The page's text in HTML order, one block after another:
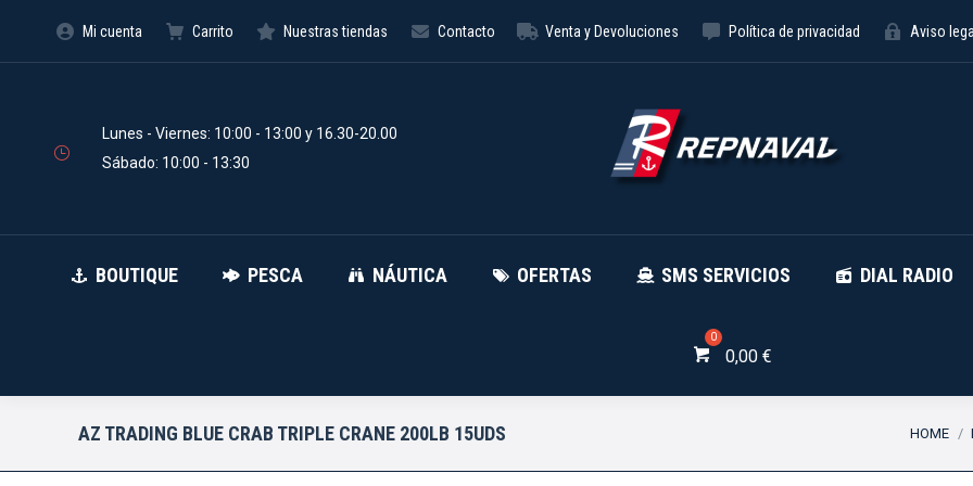
Mi cuenta Carrito Nuestras tiendas Contacto Venta y Devoluciones Política de privacidad Aviso legal
Lunes - Viernes: 10:00 - 13:00 y 16.30-20.00
Sábado: 10:00 - 13:30
BOUTIQUE PESCA NÁUTICA OFERTAS SMS SERVICIOS DIAL RADIO
0,00 €
AZ TRADING BLUE CRAB TRIPLE CRANE 200LB 15UDS You are
HOME
BOUTIQUE PESCA NÁUTICA OFERTAS SMS
productos